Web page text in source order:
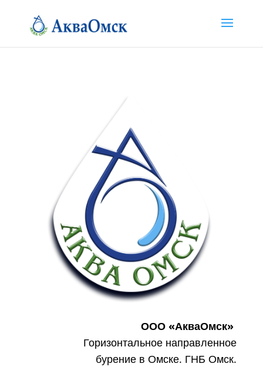
ООО «АкваОмск»
Горизонтальное направленное
бурение в Омске. ГНБ Омск.